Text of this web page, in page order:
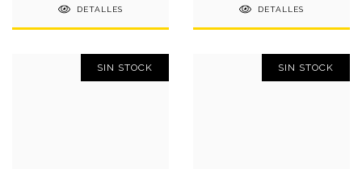
DETALLES DETALLES
SIN STOCK SIN STOCK